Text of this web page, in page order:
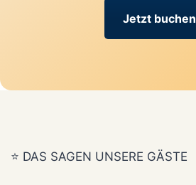
Jetzt buchen
⭐ DAS SAGEN UNSERE GÄSTE